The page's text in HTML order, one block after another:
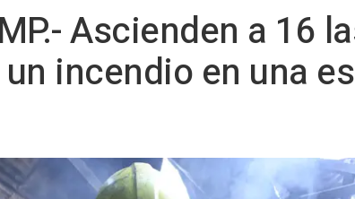
Ascienden a 16
incendio en una